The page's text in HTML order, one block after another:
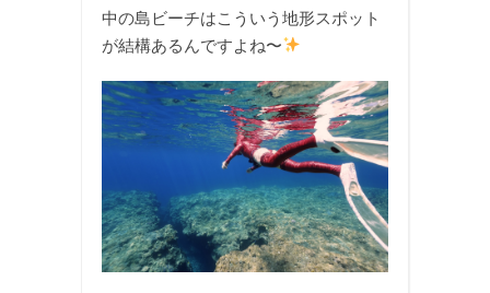
中の島ビーチはこういう地形スポット
が結構あるんですよね〜